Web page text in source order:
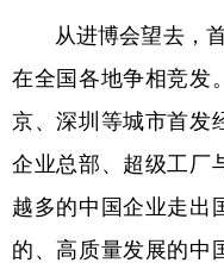
从进博会望去，首
在全国各地争相竞发
京、深圳等城市首发
企业总部、超级工厂
越多的中国企业走出
的、高质量发展的中